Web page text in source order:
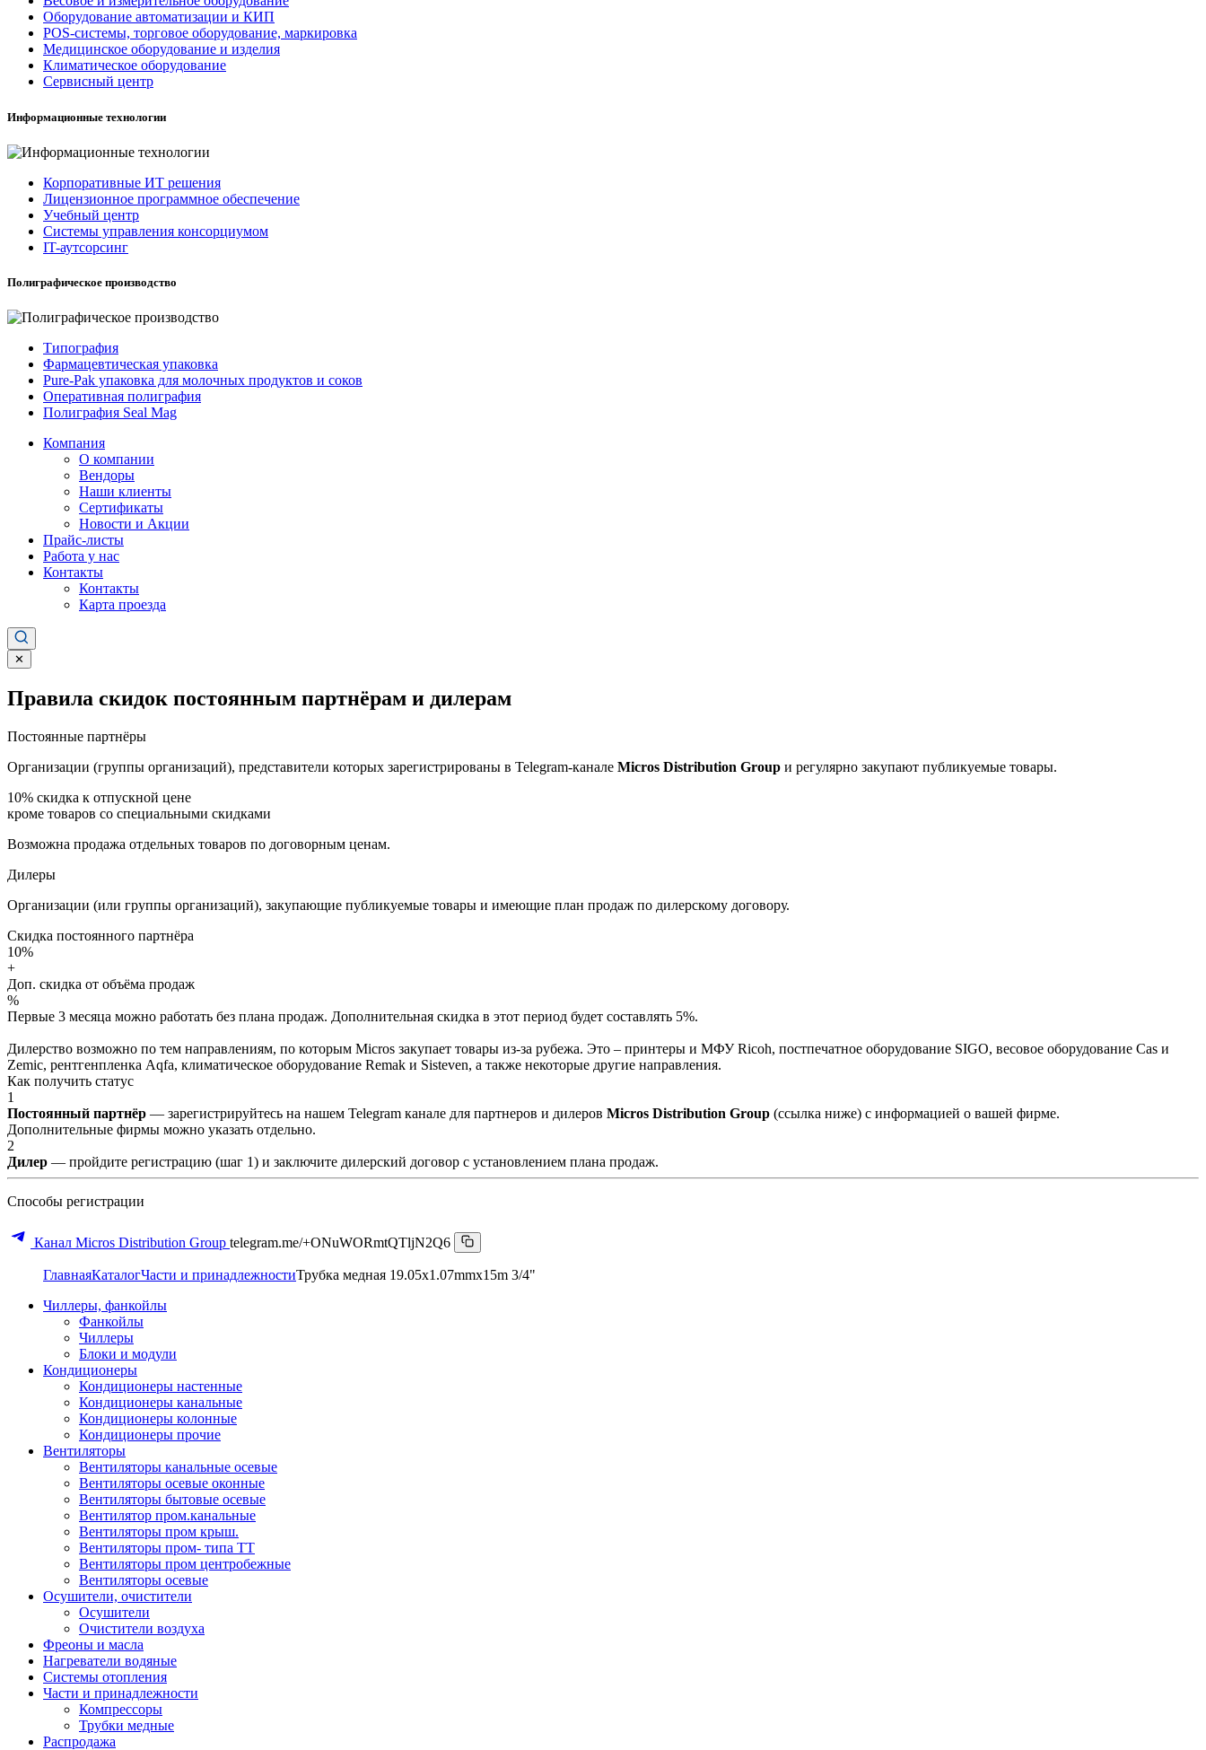
Оборудование автоматизации и КИП
POS-системы, торговое оборудование, маркировка
Медицинское оборудование и изделия
Климатическое оборудование
Сервисный центр
Информационные технологии
Корпоративные ИТ решения
Лицензионное программное обеспечение
Учебный центр
Системы управления консорциумом
IT-аутсорсинг
Полиграфическое производство
Типография
Фармацевтическая упаковка
Pure-Pak упаковка для молочных продуктов и соков
Оперативная полиграфия
Полиграфия Seal Mag
Компания
О компании
Вендоры
Наши клиенты
Сертификаты
Новости и Акции
Прайс-листы
Работа у нас
Контакты
Контакты
Карта проезда
✕
Правила скидок постоянным партнёрам и дилерам
Постоянные партнёры
Организации (группы организаций), представители которых зарегистрированы в Telegram-канале Micros Distribution Group и регулярно закупают публикуемые товары.
10% скидка к отпускной цене
кроме товаров со специальными скидками
Возможна продажа отдельных товаров по договорным ценам.
Дилеры
Организации (или группы организаций), закупающие публикуемые товары и имеющие план продаж по дилерскому договору.
Скидка постоянного партнёра
10%
+
Доп. скидка от объёма продаж
%
Первые 3 месяца можно работать без плана продаж. Дополнительная скидка в этот период будет составлять 5%.
Дилерство возможно по тем направлениям, по которым Micros закупает товары из-за рубежа. Это – принтеры и МФУ Ricoh, постпечатное оборудование SIGO, весовое оборудование Cas и
Zemic, рентгенпленка Aqfa, климатическое оборудование Remak и Sisteven, а также некоторые другие направления.
Как получить статус
1
Постоянный партнёр — зарегистрируйтесь на нашем Telegram канале для партнеров и дилеров Micros Distribution Group (ссылка ниже) с информацией о вашей фирме.
Дополнительные фирмы можно указать отдельно.
2
Дилер — пройдите регистрацию (шаг 1) и заключите дилерский договор с установлением плана продаж.
Способы регистрации
Канал Micros Distribution Group telegram.me/+ONuWORmtQTljN2Q6
ГлавнаяКаталогЧасти и принадлежностиТрубка медная 19.05x1.07mmx15m 3/4"
Чиллеры, фанкойлы
Фанкойлы
Чиллеры
Блоки и модули
Кондиционеры
Кондиционеры настенные
Кондиционеры канальные
Кондиционеры колонные
Кондиционеры прочие
Вентиляторы
Вентиляторы канальные осевые
Вентиляторы осевые оконные
Вентиляторы бытовые осевые
Вентилятор пром.канальные
Вентиляторы пром крыш.
Вентиляторы пром- типа ТТ
Вентиляторы пром центробежные
Вентиляторы осевые
Осушители, очистители
Осушители
Очистители воздуха
Фреоны и масла
Нагреватели водяные
Системы отопления
Части и принадлежности
Компрессоры
Трубки медные
Раcпродажа